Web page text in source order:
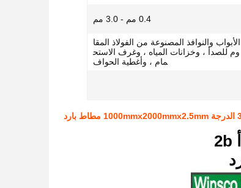
0.4 مم - 3.0 مم
الأبواب والنوافذ المصنوعة من الفولاذ المقا
وم للصدأ ، وخزانات المياه ، وغرف الاستح
مام ، وأغطية الحواف